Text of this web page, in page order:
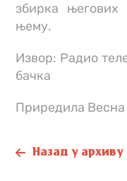
збирка
њему.
Извор: Радио
бачка
Приредила
Назад у архиву